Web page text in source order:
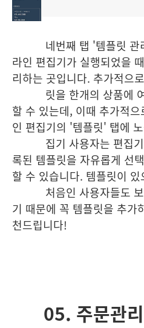
네번째 탭 '템플릿 관리
라인 편집기가 실행되었을
리하는 곳입니다. 추가적으
릿을 한개의 상품에 여
할 수 있는데, 이때 추가적
인 편집기의 '템플릿' 탭에
집기 사용자는 편집기
록된 템플릿을 자유롭게 선
할 수 있습니다. 템플릿이 있
처음인 사용자들도
기 때문에 꼭 템플릿을 추가
천드립니다!
05. 주문관리